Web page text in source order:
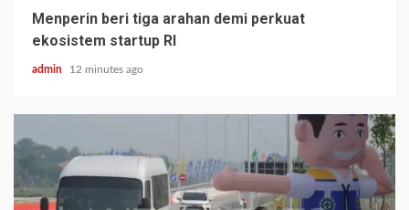
Menperin beri tiga arahan demi perkuat
ekosistem startup RI
admin 12 minutes ago